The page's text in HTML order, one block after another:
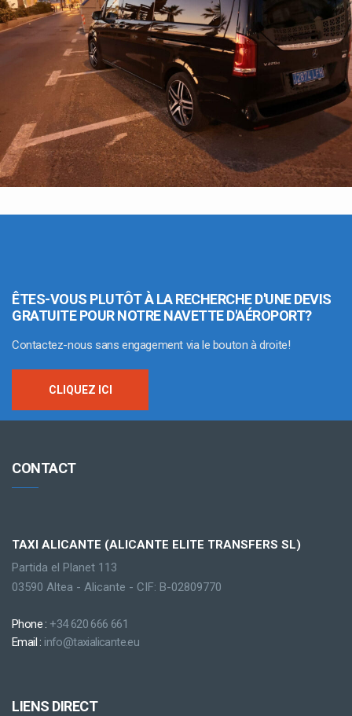
ÊTES-VOUS PLUTÔT À LA RECHERCHE D'UNE DEVIS
GRATUITE POUR NOTRE NAVETTE D'AÉROPORT?
Contactez-nous sans engagement via le bouton à droite!
CLIQUEZ ICI
CONTACT
TAXI ALICANTE (ALICANTE ELITE TRANSFERS SL)
Partida el Planet 113
03590 Altea - Alicante - CIF: B-02809770
Phone : +34 620 666 661
Email : info@taxialicante.eu
LIENS DIRECT